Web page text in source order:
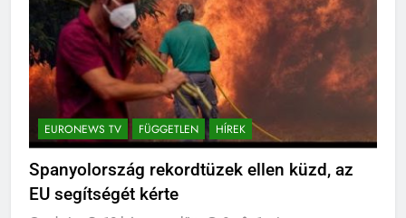
EURONEWS TV FÜGGETLEN HÍREK
Spanyolország rekordtüzek ellen küzd, az
EU segítségét kérte